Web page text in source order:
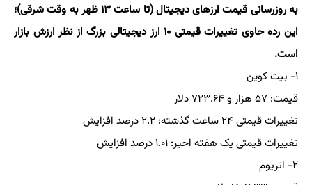
به روزرسانی قیمت ارزهای دیجیتال (تا ساعت ۱۳ ظهر به وقت شرقی)؛
این رده حاوی تغییرات قیمتی ۱۰ ارز دیجیتالی بزرگ از نظر ارزش بازار
است.
۱- بیت کوین
قیمت: ۵۷ هزار و ۷۲۳.۶۴ دلار
تغییرات قیمتی ۲۴ ساعت گذشته: ۲.۲ درصد افزایش
تغییرات قیمتی یک هفته اخیر: ۱.۰۱ درصد افزایش
۲- اتریوم